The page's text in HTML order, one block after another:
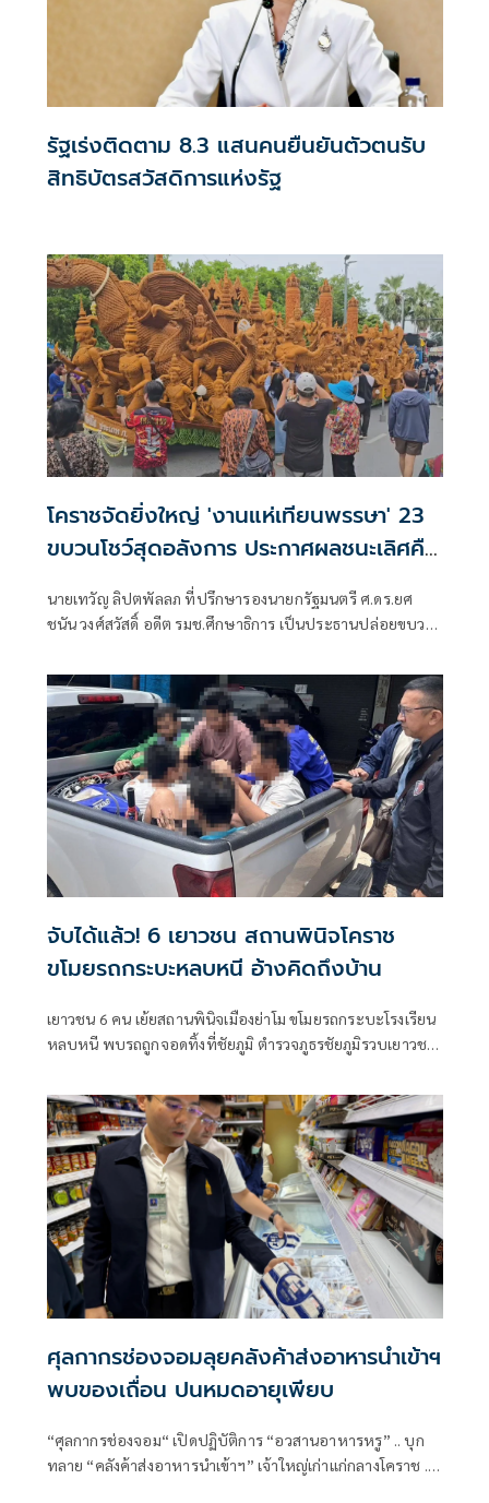
รัฐเร่งติดตาม 8.3 แสนคนยืนยันตัวตนรับ
สิทธิบัตรสวัสดิการแห่งรัฐ
โคราชจัดยิ่งใหญ่ 'งานแห่เทียนพรรษา' 23
ขบวนโชว์สุดอลังการ ประกาศผลชนะเลิศคืน
นายเทวัญ ลิปตพัลลภ ที่ปรึกษารองนายกรัฐมนตรี ศ.ดร.ยศ
ชนัน วงศ์สวัสดิ์ อดีต รมช.ศึกษาธิการ เป็นประธานปล่อยขบวน
ชื่องาน “พุทธศิลป์ และแสงธรรมแห่งศรัทธา” ชิงถ้วย
พระราชทาน สมเด็จพระกนิษฐาธิราชเจ้า
จับได้แล้ว! 6 เยาวชน สถานพินิจโคราช
ขโมยรถกระบะหลบหนี อ้างคิดถึงบ้าน
เยาวชน 6 คน เย้ยสถานพินิจเมืองย่าโม ขโมยรถกระบะโรงเรียน
หลบหนี พบรถถูกจอดทิ้งที่ชัยภูมิ ตำรวจภูธรชัยภูมิรวบเยาวชน
ศุลกากรช่องจอมลุยคลังค้าส่งอาหารนำเข้าฯ
พบของเถื่อน ปนหมดอายุเพียบ
“ศุลกากรช่องจอม“ เปิดปฏิบัติการ “อวสานอาหารหรู” .. บุก
ทลาย “คลังค้าส่งอาหารนำเข้าฯ” เจ้าใหญ่เก่าแก่กลางโคราช ..